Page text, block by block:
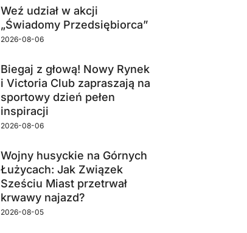
Weź udział w akcji
„Świadomy Przedsiębiorca”
2026-08-06
Biegaj z głową! Nowy Rynek
i Victoria Club zapraszają na
sportowy dzień pełen
inspiracji
2026-08-06
Wojny husyckie na Górnych
Łużycach: Jak Związek
Sześciu Miast przetrwał
krwawy najazd?
2026-08-05